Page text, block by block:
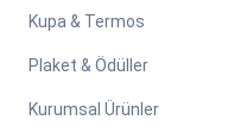
Kupa & Termos
Plaket & Ödüller
Kurumsal Ürünler